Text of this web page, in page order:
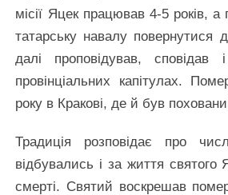
місії Яцек працював 4-5 років,
татарську навалу повернутися
далі проповідував,
провінціальних капітулах.
року в Кракові, де й був
Традиція розповідає про
відбувались і за життя святого
смерті. Святий воскрешав